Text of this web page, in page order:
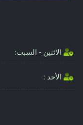
الاثنين - السبت:
الأحد :